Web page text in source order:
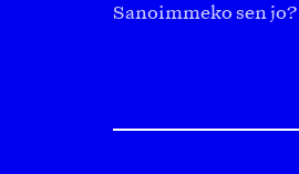
Sanoimmeko sen jo?